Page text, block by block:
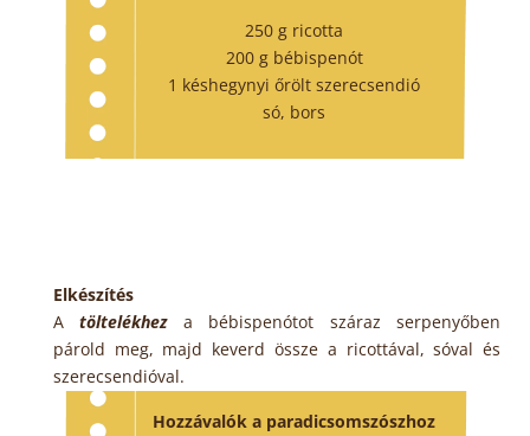
250 g ricotta
200 g bébispenót
1 késhegynyi őrölt szerecsendió
só, bors
Elkészítés
Atöltelékheza bébispenótot száraz serpenyőben
párold meg, majd keverd össze a ricottával, sóval és
szerecsendióval.
Hozzávalók a paradicsomszószhoz